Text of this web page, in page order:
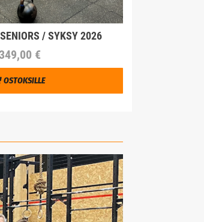
/ SYKSY 2026
€
OSTOKSILLE